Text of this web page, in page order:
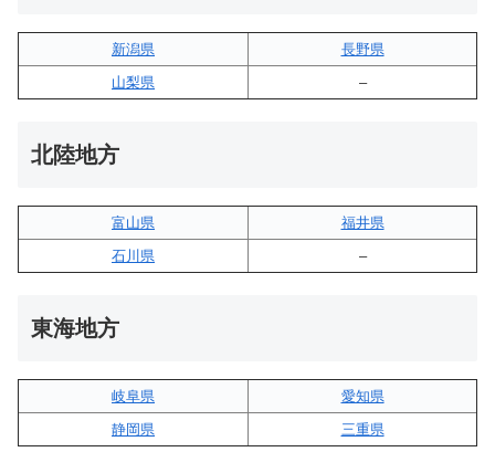
新潟県
長野県
山梨県
–
北陸地方
富山県
福井県
石川県
–
東海地方
岐阜県
愛知県
静岡県
三重県